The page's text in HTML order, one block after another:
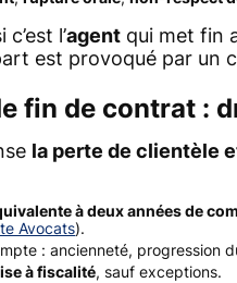
l’agent qui met fin
est provoqué par
fin de contrat :
la perte de clientèle
à deux années de
Avocats).
: ancienneté, progression
à fiscalité, sauf exceptions.